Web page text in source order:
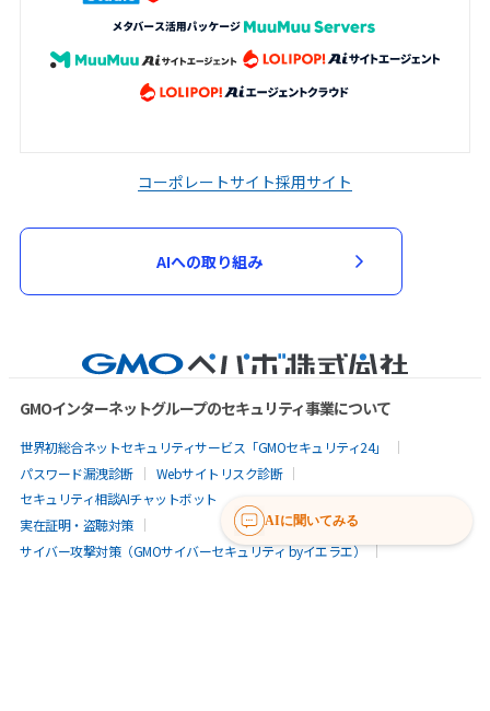
コーポレートサイト採用サイト
AIへの取り組み
GMOインターネットグループのセキュリティ事業について
世界初総合ネットセキュリティサービス「GMOセキュリティ24」
パスワード漏洩診断
Webサイトリスク診断
セキュリティ相談AIチャットボット
実在証明・盗聴対策
サイバー攻撃対策（GMOサイバーセキュリティ byイエラエ）
AIに聞いてみる